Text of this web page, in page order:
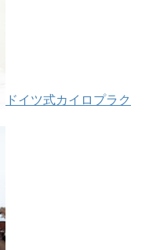
ドイツ式カイロプラク